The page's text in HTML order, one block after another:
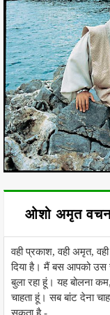
ओशो अमृत
वही प्रकाश, वही अमृत,
दिया है। मैं बस आपको उस
बुला रहा हूं। यह बोलना
चाहता हूं। सब बांट देना
सकता है -